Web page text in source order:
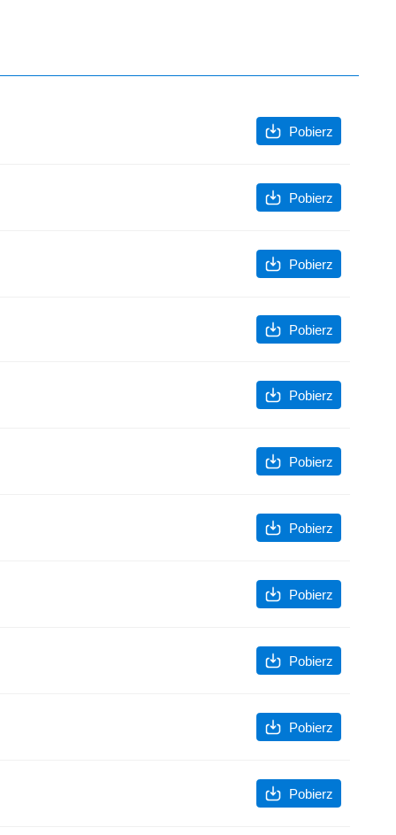
Pobierz
Pobierz
Pobierz
Pobierz
Pobierz
Pobierz
Pobierz
Pobierz
Pobierz
Pobierz
Pobierz